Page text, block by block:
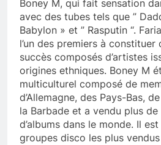
Boney M, qui fait sensation
avec des tubes tels que ”
Babylon » et ” Rasputin “.
l’un des premiers à
succès composés d’artistes
origines ethniques. Boney M
multiculturel composé de
d’Allemagne, des Pays-Bas,
la Barbade et a vendu plus
d’albums dans le monde. Il est
groupes disco les plus